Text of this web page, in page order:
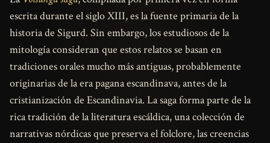
escrita durante el siglo XIII, es la fuente primaria de la
historia de Sigurd. Sin embargo, los estudiosos de la
mitología consideran que estos relatos se basan en
tradiciones orales mucho más antiguas, probablemente
originarias de la era pagana escandinava, antes de la
cristianización de Escandinavia. La saga forma parte de la
rica tradición de la literatura escáldica, una colección de
narrativas nórdicas que preserva el folclore, las creencias